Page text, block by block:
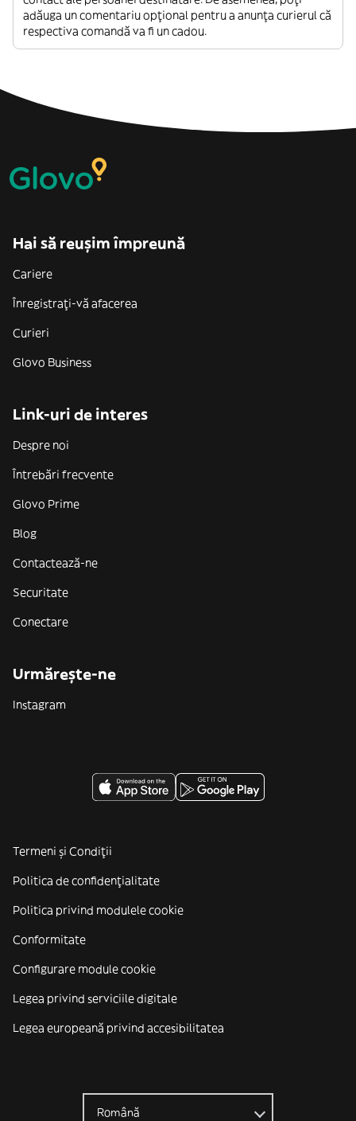
adăuga un comentariu opțional pentru a anunța curierul că
respectiva comandă va fi un cadou.
Hai să reușim împreună
Cariere
Înregistrați-vă afacerea
Curieri
Glovo Business
Link-uri de interes
Despre noi
Întrebări frecvente
Glovo Prime
Blog
Contactează-ne
Securitate
Conectare
Urmărește-ne
Instagram
Termeni și Condiții
Politica de confidenţialitate
Politica privind modulele cookie
Conformitate
Configurare module cookie
Legea privind serviciile digitale
Legea europeană privind accesibilitatea